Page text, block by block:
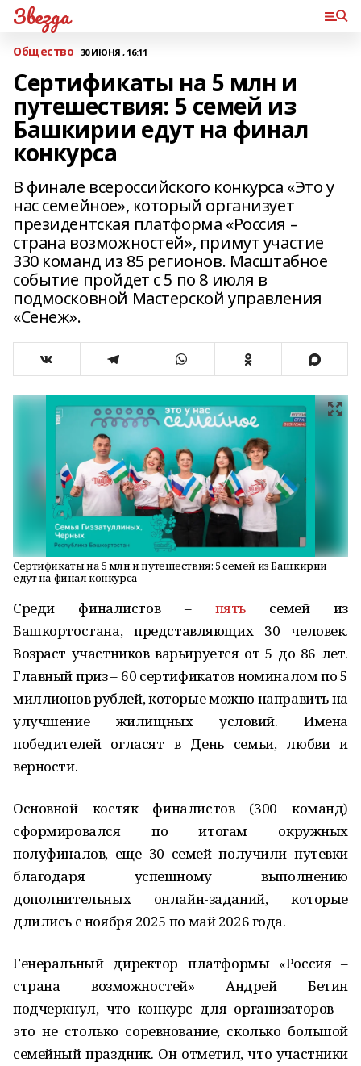
Звезда
Общество 30 ИЮНЯ , 16:11
Сертификаты на 5 млн и
путешествия: 5 семей из
Башкирии едут на финал
конкурса
В финале всероссийского конкурса «Это у
нас семейное», который организует
президентская платформа «Россия –
страна возможностей», примут участие
330 команд из 85 регионов. Масштабное
событие пройдет с 5 по 8 июля в
подмосковной Мастерской управления
«Сенеж».
Сертификаты на 5 млн и путешествия: 5 семей из Башкирии
едут на финал конкурса
Среди финалистов – пять семей из
Башкортостана, представляющих 30 человек.
Возраст участников варьируется от 5 до 86 лет.
Главный приз – 60 сертификатов номиналом по 5
миллионов рублей, которые можно направить на
улучшение жилищных условий. Имена
победителей огласят в День семьи, любви и
верности.
Основной костяк финалистов (300 команд)
сформировался по итогам окружных
полуфиналов, еще 30 семей получили путевки
благодаря успешному выполнению
дополнительных онлайн-заданий, которые
длились с ноября 2025 по май 2026 года.
Генеральный директор платформы «Россия –
страна возможностей» Андрей Бетин
подчеркнул, что конкурс для организаторов –
это не столько соревнование, сколько большой
семейный праздник. Он отметил, что участники